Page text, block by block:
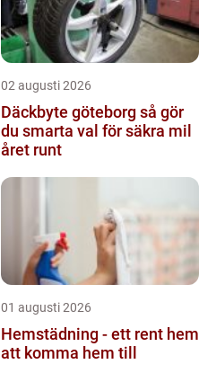
02 augusti 2026
Däckbyte göteborg så gör
du smarta val för säkra mil
året runt
01 augusti 2026
Hemstädning - ett rent hem
att komma hem till